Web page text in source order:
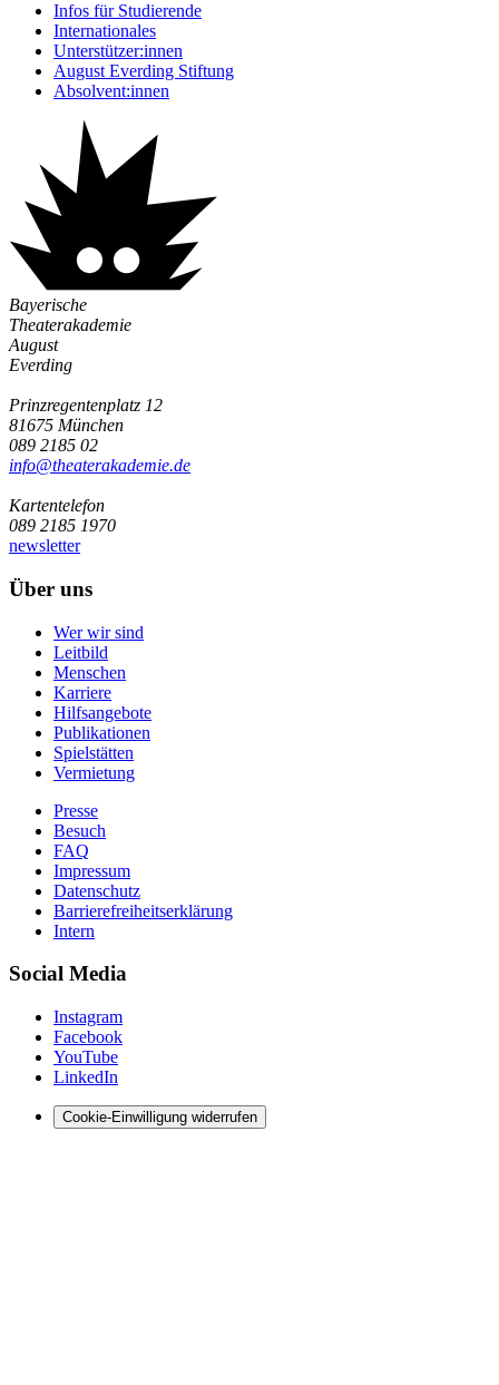
Infos für Studierende
Internationales
Unterstützer:innen
August Everding Stiftung
Absolvent:innen
Bayerische
Theaterakademie
August
Everding
Prinzregentenplatz 12
81675 München
089 2185 02
info@­theaterakademie.de
Kartentelefon
089 2185 1970
newsletter
Über uns
Wer wir sind
Leitbild
Menschen
Karriere
Hilfsangebote
Publikationen
Spielstätten
Vermietung
Presse
Besuch
FAQ
Impressum
Datenschutz
Barrierefreiheitserklärung
Intern
Social Media
Instagram
Facebook
YouTube
LinkedIn
Cookie-Einwilligung widerrufen